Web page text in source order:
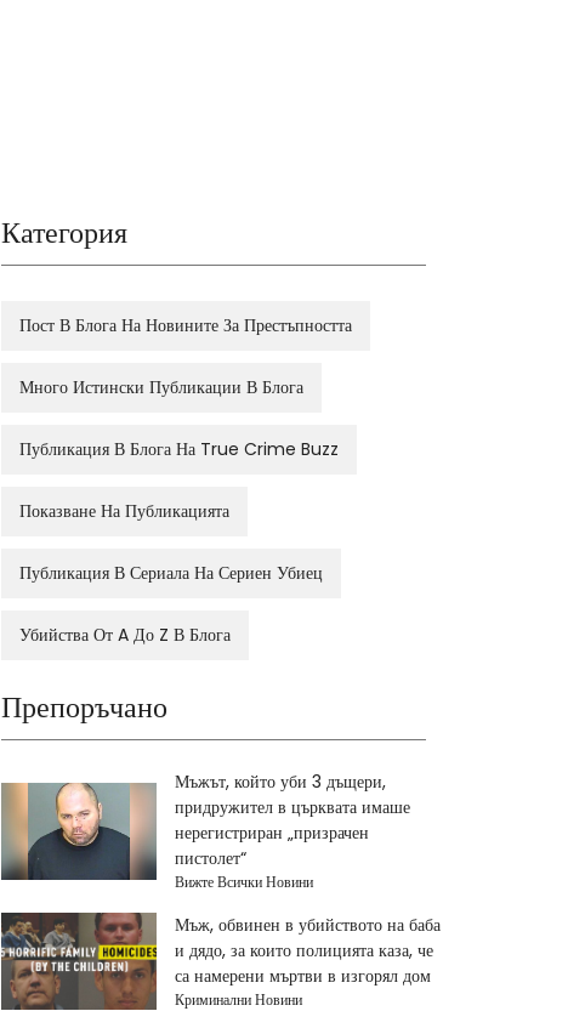
Категория
Пост В Блога На Новините За Престъпността
Много Истински Публикации В Блога
Публикация В Блога На True Crime Buzz
Показване На Публикацията
Публикация В Сериала На Сериен Убиец
Убийства От A До Z В Блога
Препоръчано
Мъжът, който уби 3 дъщери,
придружител в църквата имаше
нерегистриран „призрачен
пистолет“
Вижте Всички Новини
Мъж, обвинен в убийството на баба
и дядо, за които полицията каза, че
са намерени мъртви в изгорял дом
Криминални Новини